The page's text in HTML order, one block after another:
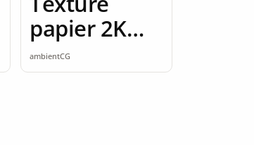
papier 2K
seamless
ambientCG